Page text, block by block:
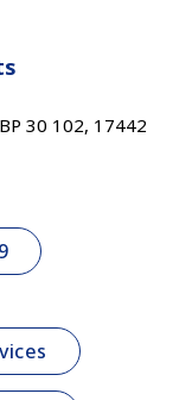
30 102, 17442